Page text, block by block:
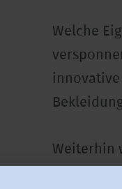
Welche
Weiterhin
Ursache